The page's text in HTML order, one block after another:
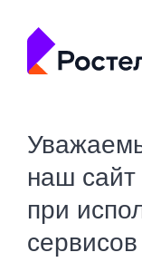
наш сайт
при
сервисов